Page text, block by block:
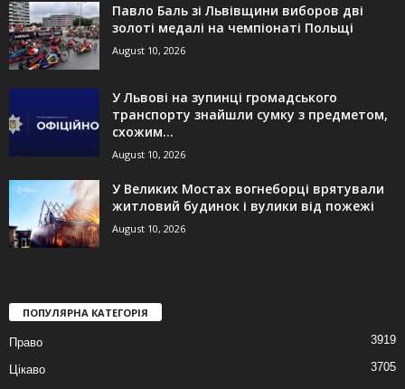
Павло Баль зі Львівщини виборов дві
золоті медалі на чемпіонаті Польщі
August 10, 2026
У Львові на зупинці громадського
транспорту знайшли сумку з предметом,
схожим...
August 10, 2026
У Великих Мостах вогнеборці врятували
житловий будинок і вулики від пожежі
August 10, 2026
ПОПУЛЯРНА КАТЕГОРІЯ
Право 3919
Цікаво
3705